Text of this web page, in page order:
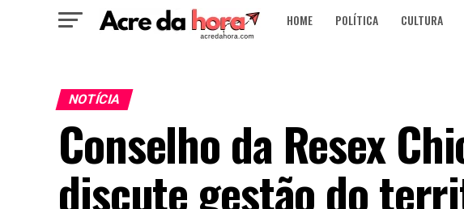
HOME POLÍTICA CULTURA
NOTÍCIA
Conselho da Resex
discute gestão do